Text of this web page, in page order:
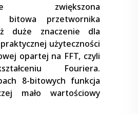
zwiększona
bitowa przetwornika
duże znaczenie dla
użyteczności
opartej na FFT, czyli
Fouriera.
8-bitowych funkcja
mało wartościowy